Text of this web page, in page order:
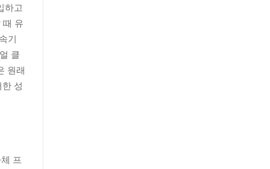
하고
때 유
기
클
원래
성
프